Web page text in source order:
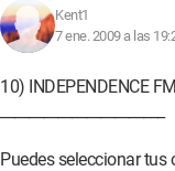
Kent1
7 ene. 2009 a las
10) INDEPENDENCE
Puedes seleccionar